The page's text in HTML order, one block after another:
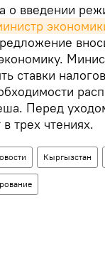
о введении
ставки
Перед
трех чтениях.
Кыргызстан